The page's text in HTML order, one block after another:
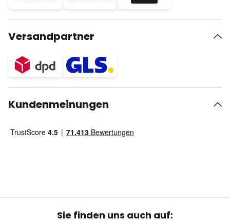
Versandpartner
Kundenmeinungen
Sie finden uns auch auf: